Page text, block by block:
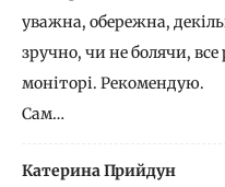
уважна, обережна,
зручно, чи не болячи, все
моніторі. Рекомендую.
Сам…
Катерина Прийдун